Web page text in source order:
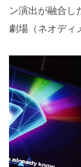
ン演出が融合し
劇場（ネオディ